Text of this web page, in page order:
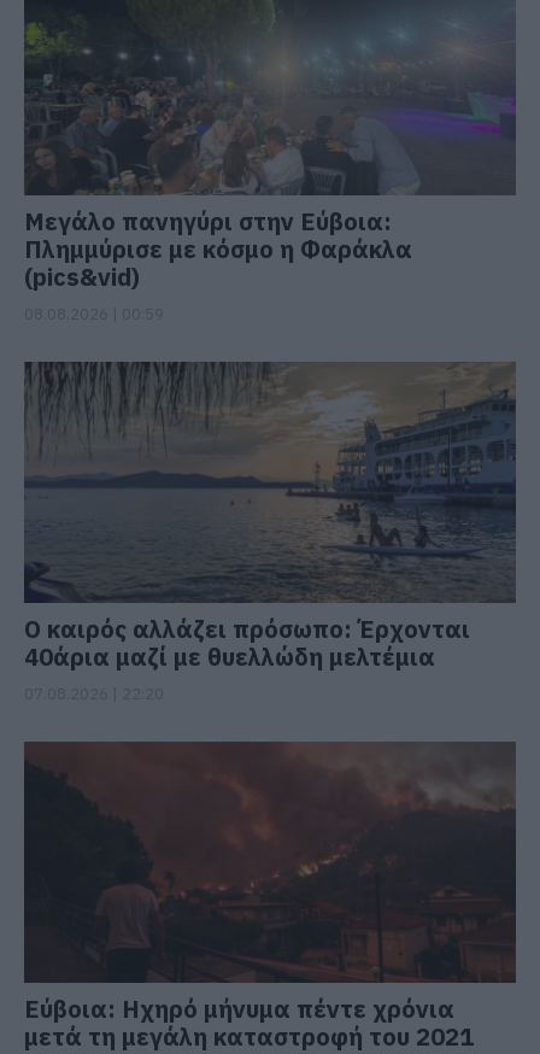
Μεγάλο πανηγύρι στην Εύβοια:
Πλημμύρισε με κόσμο η Φαράκλα
(pics&vid)
Ο καιρός αλλάζει πρόσωπο: Έρχονται
40άρια μαζί με θυελλώδη μελτέμια
Εύβοια: Ηχηρό μήνυμα πέντε χρόνια
μετά τη μεγάλη καταστροφή του 2021